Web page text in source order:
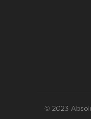
© 2023